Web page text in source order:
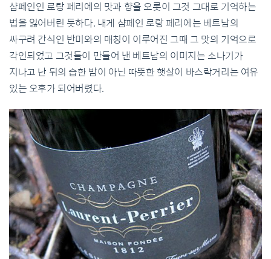
샴페인인 로랑 페리에의 맛과 향을 오롯이 그것 그대로 기억하는
법을 잃어버린 듯하다. 내게 샴페인 로랑 페리에는 베트남의
싸구려 간식인 반미와의 매칭이 이루어진 그때 그 맛의 기억으로
각인되었고 그것들이 만들어 낸 베트남의 이미지는 소나기가
지나고 난 뒤의 습한 밤이 아닌 따뜻한 햇살이 바스락거리는 여유
있는 오후가 되어버렸다.